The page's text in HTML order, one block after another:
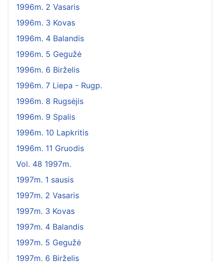
1996m. 2 Vasaris
1996m. 3 Kovas
1996m. 4 Balandis
1996m. 5 Gegužė
1996m. 6 Birželis
1996m. 7 Liepa - Rugp.
1996m. 8 Rugsėjis
1996m. 9 Spalis
1996m. 10 Lapkritis
1996m. 11 Gruodis
Vol. 48 1997m.
1997m. 1 sausis
1997m. 2 Vasaris
1997m. 3 Kovas
1997m. 4 Balandis
1997m. 5 Gegužė
1997m. 6 Birželis